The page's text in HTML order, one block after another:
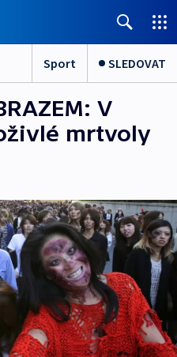
Sport SLEDOVAT
V
mrtvoly